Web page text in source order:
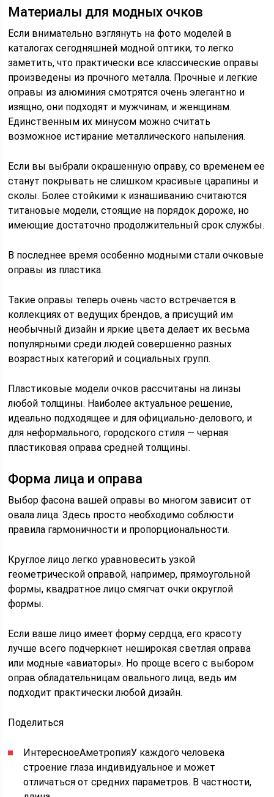
Материалы для модных очков
Если внимательно взглянуть на фото моделей в
каталогах сегодняшней модной оптики, то легко
заметить, что практически все классические оправы
произведены из прочного металла. Прочные и легкие
оправы из алюминия смотрятся очень элегантно и
изящно, они подходят и мужчинам, и женщинам.
Единственным их минусом можно считать
возможное истирание металлического напыления.
Если вы выбрали окрашенную оправу, со временем ее
станут покрывать не слишком красивые царапины и
сколы. Более стойкими к изнашиванию считаются
титановые модели, стоящие на порядок дороже, но
имеющие достаточно продолжительный срок службы.
В последнее время особенно модными стали очковые
оправы из пластика.
Такие оправы теперь очень часто встречается в
коллекциях от ведущих брендов, а присущий им
необычный дизайн и яркие цвета делает их весьма
популярными среди людей совершенно разных
возрастных категорий и социальных групп.
Пластиковые модели очков рассчитаны на линзы
любой толщины. Наиболее актуальное решение,
идеально подходящее и для официально-делового, и
для неформального, городского стиля — черная
пластиковая оправа средней толщины.
Форма лица и оправа
Выбор фасона вашей оправы во многом зависит от
овала лица. Здесь просто необходимо соблюсти
правила гармоничности и пропорциональности.
Круглое лицо легко уравновесить узкой
геометрической оправой, например, прямоугольной
формы, квадратное лицо смягчат очки округлой
формы.
Если ваше лицо имеет форму сердца, его красоту
лучше всего подчеркнет неширокая светлая оправа
или модные «авиаторы». Но проще всего с выбором
оправ обладательницам овального лица, ведь им
подходит практически любой дизайн.
Поделиться
ИнтересноеАметропияУ каждого человека
строение глаза индивидуальное и может
отличаться от средних параметров. В частности,